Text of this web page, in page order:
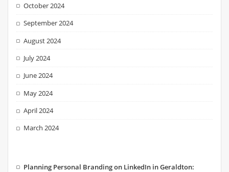
October 2024
September 2024
August 2024
July 2024
June 2024
May 2024
April 2024
March 2024
Planning Personal Branding on LinkedIn in Geraldton: